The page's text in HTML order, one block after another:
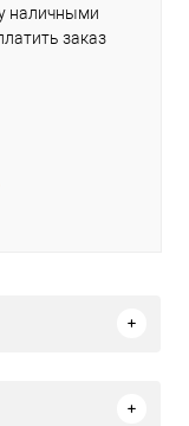
наличными
заказ